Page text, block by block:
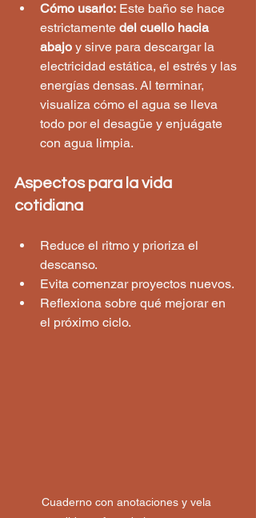
Cómo usarlo: Este baño se hace
estrictamente del cuello hacia
abajo y sirve para descargar la
electricidad estática, el estrés y las
energías densas. Al terminar,
visualiza cómo el agua se lleva
todo por el desagüe y enjuágate
con agua limpia.
Aspectos para la vida
cotidiana
Reduce el ritmo y prioriza el
descanso.
Evita comenzar proyectos nuevos.
Reflexiona sobre qué mejorar en
el próximo ciclo.
Cuaderno con anotaciones y vela